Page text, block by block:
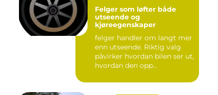
Felger som løfter både
utseende og
kjøreegenskaper
felger handler om langt mer
enn utseende. Riktig valg
påvirker hvordan bilen ser ut,
hvordan den opp...